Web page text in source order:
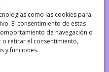
como las cookies para
El consentimiento de estas
de navegación o
o retirar el consentimiento,
y funciones.